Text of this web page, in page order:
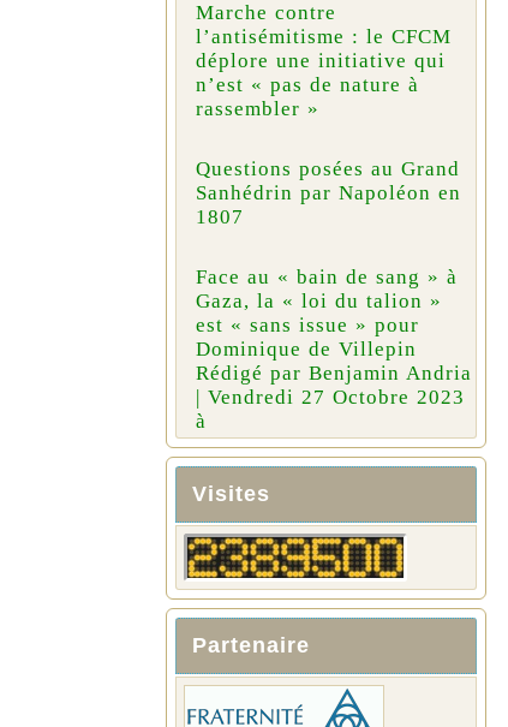
Marche contre
l’antisémitisme : le CFCM
déplore une initiative qui
n’est « pas de nature à
rassembler »
Questions posées au Grand
Sanhédrin par Napoléon en
1807
Face au « bain de sang » à
Gaza, la « loi du talion »
est « sans issue » pour
Dominique de Villepin
Rédigé par Benjamin Andria
| Vendredi 27 Octobre 2023
à
Visites
Partenaire